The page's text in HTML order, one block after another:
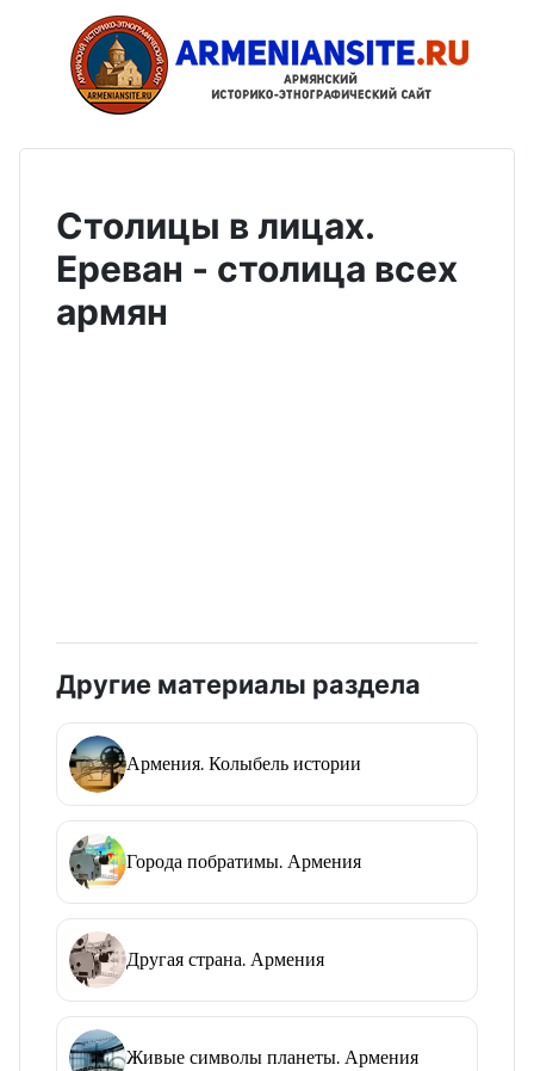
Столицы в лицах.
Ереван - столица всех
армян
Другие материалы раздела
Армения. Колыбель истории
Города побратимы. Армения
Другая страна. Армения
Живые символы планеты. Армения